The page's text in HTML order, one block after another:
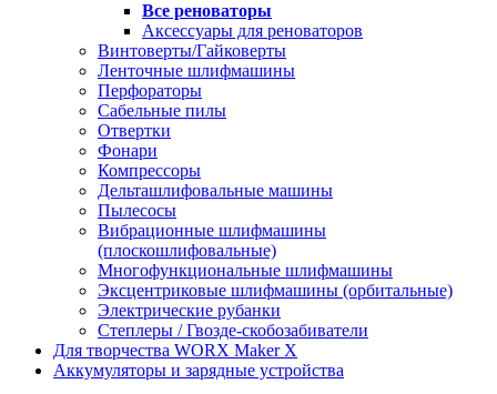
Все реноваторы
Аксессуары для реноваторов
Винтоверты/Гайковерты
Ленточные шлифмашины
Перфораторы
Сабельные пилы
Отвертки
Фонари
Компрессоры
Дельташлифовальные машины
Пылесосы
Вибрационные шлифмашины
(плоскошлифовальные)
Многофункциональные шлифмашины
Эксцентриковые шлифмашины (орбитальные)
Электрические рубанки
Степлеры / Гвозде-скобозабиватели
Для творчества WORX Maker X
Аккумуляторы и зарядные устройства